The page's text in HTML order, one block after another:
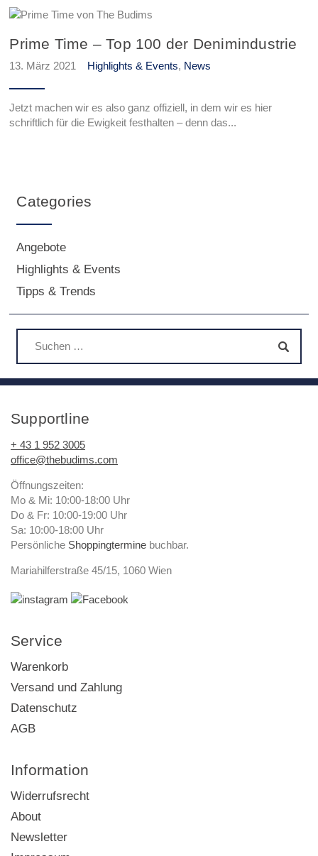
Prime Time – Top 100 der Denimindustrie
13. März 2021 Highlights & Events, News
Jetzt machen wir es also ganz offiziell, in dem wir es hier
schriftlich für die Ewigkeit festhalten – denn das...
Categories
Angebote
Highlights & Events
Tipps & Trends
Supportline
+ 43 1 952 3005
office@thebudims.com
Öffnungszeiten:
Mo & Mi: 10:00-18:00 Uhr
Do & Fr: 10:00-19:00 Uhr
Sa: 10:00-18:00 Uhr
Persönliche Shoppingtermine buchbar.
Mariahilferstraße 45/15, 1060 Wien
Service
Warenkorb
Versand und Zahlung
Datenschutz
AGB
Information
Widerrufsrecht
About
Newsletter